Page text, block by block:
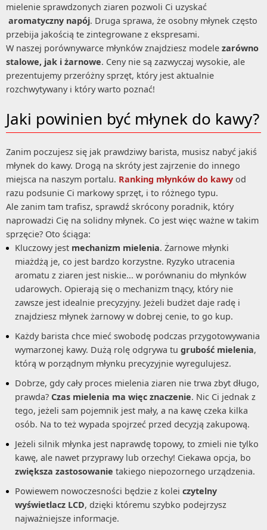
mielenie sprawdzonych ziaren pozwoli Ci uzyskać
aromatyczny napój. Druga sprawa, że osobny młynek często
przebija jakością te zintegrowane z ekspresami.
W naszej porównywarce młynków znajdziesz modele zarówno
stalowe, jak i żarnowe. Ceny nie są zazwyczaj wysokie, ale
prezentujemy przeróżny sprzęt, który jest aktualnie
rozchwytywany i który warto poznać!
Jaki powinien być młynek do kawy?
Zanim poczujesz się jak prawdziwy barista, musisz nabyć jakiś
młynek do kawy. Drogą na skróty jest zajrzenie do innego
miejsca na naszym portalu. Ranking młynków do kawy od
razu podsunie Ci markowy sprzęt, i to różnego typu.
Ale zanim tam trafisz, sprawdź skrócony poradnik, który
naprowadzi Cię na solidny młynek. Co jest więc ważne w takim
sprzęcie? Oto ściąga:
Kluczowy jest mechanizm mielenia. Żarnowe młynki
miażdżą je, co jest bardzo korzystne. Ryzyko utracenia
aromatu z ziaren jest niskie... w porównaniu do młynków
udarowych. Opierają się o mechanizm tnący, który nie
zawsze jest idealnie precyzyjny. Jeżeli budżet daje radę i
znajdziesz młynek żarnowy w dobrej cenie, to go kup.
Każdy barista chce mieć swobodę podczas przygotowywania
wymarzonej kawy. Dużą rolę odgrywa tu grubość mielenia,
którą w porządnym młynku precyzyjnie wyregulujesz.
Dobrze, gdy cały proces mielenia ziaren nie trwa zbyt długo,
prawda? Czas mielenia ma więc znaczenie. Nic Ci jednak z
tego, jeżeli sam pojemnik jest mały, a na kawę czeka kilka
osób. Na to też wypada spojrzeć przed decyzją zakupową.
Jeżeli silnik młynka jest naprawdę topowy, to zmieli nie tylko
kawę, ale nawet przyprawy lub orzechy! Ciekawa opcja, bo
zwiększa zastosowanie takiego niepozornego urządzenia.
Powiewem nowoczesności będzie z kolei czytelny
wyświetlacz LCD, dzięki któremu szybko podejrzysz
najważniejsze informacje.